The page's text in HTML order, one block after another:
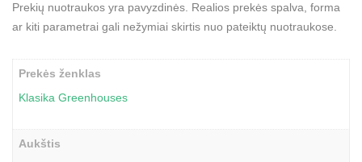
Prekių nuotraukos yra pavyzdinės. Realios prekės spalva, forma
ar kiti parametrai gali nežymiai skirtis nuo pateiktų nuotraukose.
Prekės ženklas
Klasika Greenhouses
Aukštis